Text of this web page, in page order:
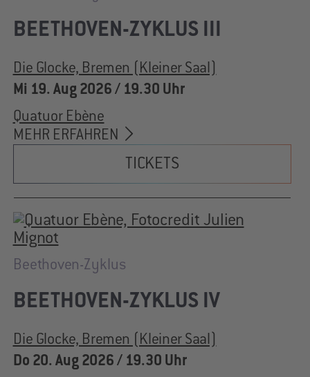
BEETHOVEN-ZYKLUS III
Die Glocke, Bremen (Kleiner Saal)
Mi 19. Aug 2026 / 19.30 Uhr
Quatuor Ebène
TICKETS
MEHR ERFAHREN
Beethoven-Zyklus
BEETHOVEN-ZYKLUS IV
Die Glocke, Bremen (Kleiner Saal)
Do 20. Aug 2026 / 19.30 Uhr